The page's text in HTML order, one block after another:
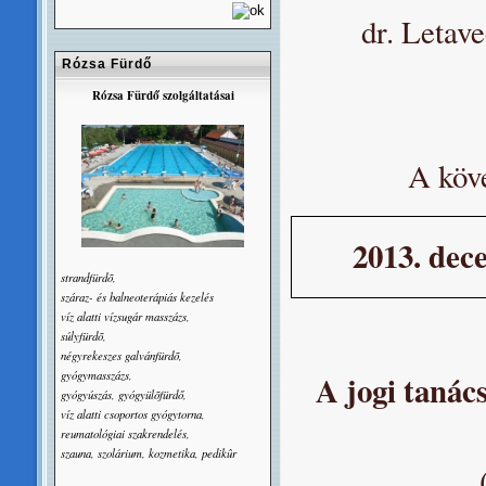
dr.
A
2013.
A jogi
Rózsa Fürdő
Rózsa Fürdő szolgáltatásai
strandfürdõ,
száraz- és balneoterápiás kezelés
víz alatti vízsugár masszázs,
súlyfürdõ,
négyrekeszes galvánfürdõ,
gyógymasszázs,
gyógyúszás, gyógyülõfürdő,
víz alatti csoportos gyógytorna,
reumatológiai szakrendelés,
szauna, szolárium, kozmetika, pedikûr